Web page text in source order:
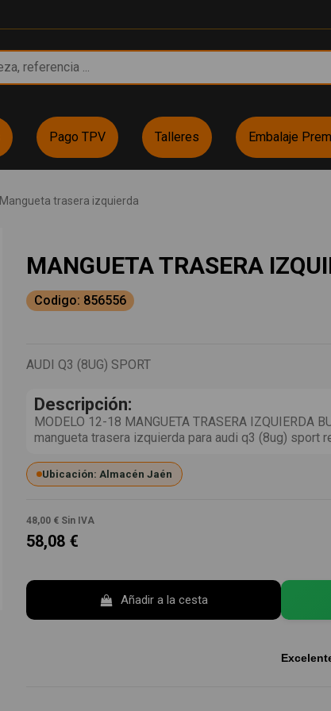
Pago TPV Talleres Embalaje
Mangueta trasera izquierda
MANGUETA TRASERA
Codigo: 856556
AUDI Q3 (8UG) SPORT
Descripción:
MODELO 12-18 MANGUETA TRASERA IZQUIERDA
mangueta trasera izquierda para audi q3 (8ug) sport
Ubicación: Almacén Jaén
48,00 € Sin IVA
58,08 €
Añadir a la cesta